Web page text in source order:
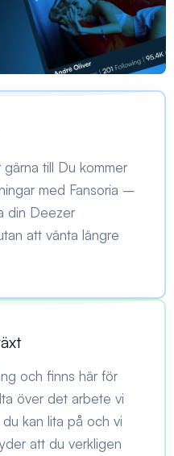
till Du kommer
med Fansoria –
din Deezer
att vänta längre
och finns här för
över det arbete vi
kan lita på och vi
att du verkligen